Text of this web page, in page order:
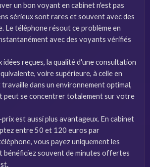
un bon voyant en cabinet n'est pas
sérieux sont rares et souvent avec des
Le téléphone résout ce problème en
avec des voyants vérifiés
reçues, la qualité d'une consultation
voire supérieure, à celle en
dans un environnement optimal,
peut se concentrer totalement sur votre
est aussi plus avantageux. En cabinet
entre 50 et 120 euros par
vous payez uniquement les
bénéficiez souvent de minutes offertes